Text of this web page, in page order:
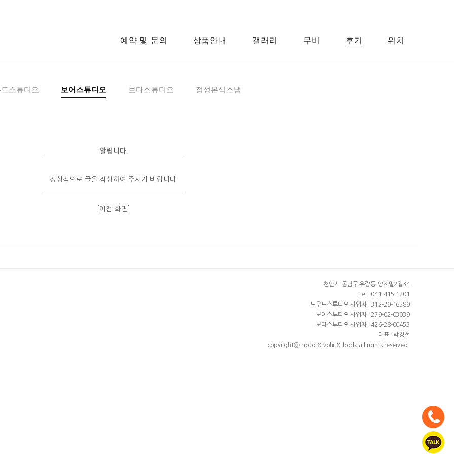
예약 및 문의 상품안내 갤러리 무비 후기 위치
스튜디오 보어스튜디오 보다스튜디오 정성본식스냅
알립니다.
정상적으로 글을 작성하여 주시기 바랍니다.
[이전 화면]
천안시 동남구 유량동 양지말2길34
Tel : 041-415-1201
노우드스튜디오 사업자 : 312-29-16589
보어스튜디오 사업자 : 279-02-03039
보다스튜디오 사업자 : 426-28-00453
대표 : 박경선
copyrightⓒ noud & vohr & boda all rights reserved.